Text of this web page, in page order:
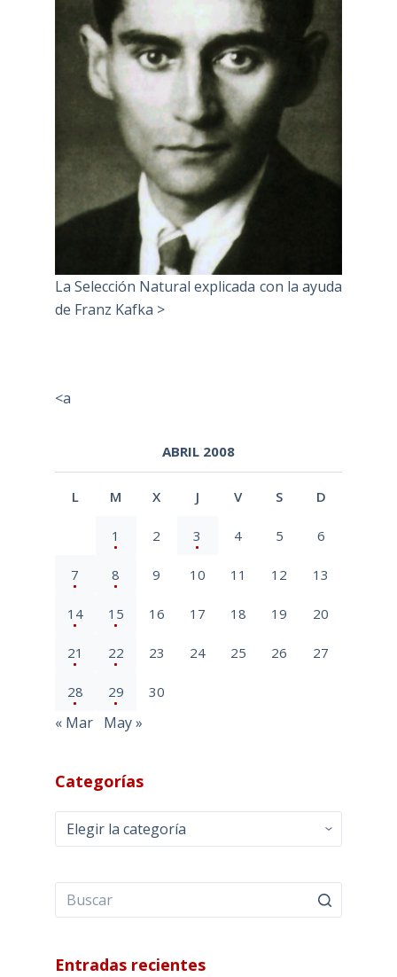
La Selección Natural explicada con la ayuda
de Franz Kafka >
<a
ABRIL 2008
L M X J V S D
1 2 3 4 5 6
7 8 9 10 11 12 13
14 15 16 17 18 19 20
21 22 23 24 25 26 27
28 29 30
« Mar May »
Categorías
Categorías
Entradas recientes